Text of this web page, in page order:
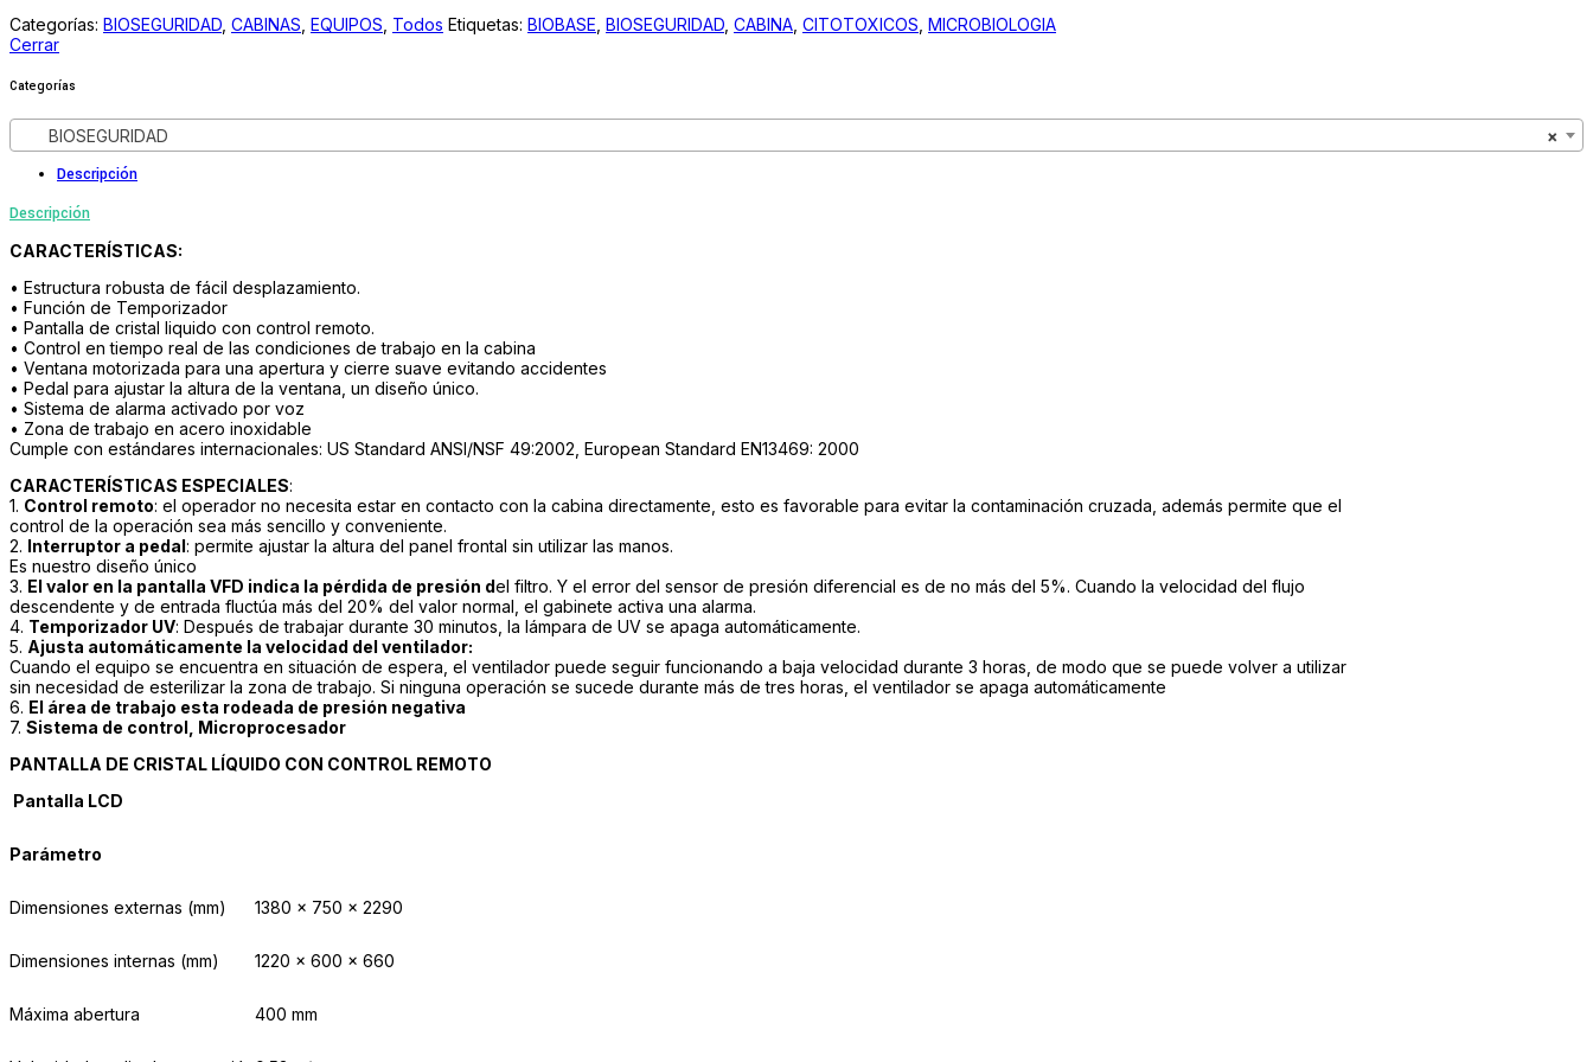
Categorías: BIOSEGURIDAD CABINAS EQUIPOS Todos Etiquetas: BIOBASE BIOSEGURIDAD CABINA CITOTOXICOS MICROBIOLOGIA
Cerrar
Categorías
×
BIOSEGURIDAD
Descripción
Descripción
CARACTERÍSTICAS:
• Estructura robusta de fácil desplazamiento.
• Función de Temporizador
• Pantalla de cristal liquido con control remoto.
• Control en tiempo real de las condiciones de trabajo en la cabina
• Ventana motorizada para una apertura y cierre suave evitando accidentes
• Pedal para ajustar la altura de la ventana, un diseño único.
• Sistema de alarma activado por voz
• Zona de trabajo en acero inoxidable
Cumple con estándares internacionales: US Standard ANSI/NSF 49:2002, European Standard EN13469: 2000
CARACTERÍSTICAS ESPECIALES:
1. Control remoto: el operador no necesita estar en contacto con la cabina directamente, esto es favorable para evitar la contaminación cruzada, además permite que el
control de la operación sea más sencillo y conveniente.
2. Interruptor a pedal: permite ajustar la altura del panel frontal sin utilizar las manos.
Es nuestro diseño único
3. El valor en la pantalla VFD indica la pérdida de presión del filtro. Y el error del sensor de presión diferencial es de no más del 5%. Cuando la velocidad del flujo
descendente y de entrada fluctúa más del 20% del valor normal, el gabinete activa una alarma.
4. Temporizador UV: Después de trabajar durante 30 minutos, la lámpara de UV se apaga automáticamente.
5. Ajusta automáticamente la velocidad del ventilador:
Cuando el equipo se encuentra en situación de espera, el ventilador puede seguir funcionando a baja velocidad durante 3 horas, de modo que se puede volver a utilizar
sin necesidad de esterilizar la zona de trabajo. Si ninguna operación se sucede durante más de tres horas, el ventilador se apaga automáticamente
6. El área de trabajo esta rodeada de presión negativa
7. Sistema de control, Microprocesador
PANTALLA DE CRISTAL LÍQUIDO CON CONTROL REMOTO
Pantalla LCD
Parámetro
Dimensiones externas (mm) 1380 x 750 x 2290
Dimensiones internas (mm) 1220 x 600 x 660
Máxima abertura 400 mm